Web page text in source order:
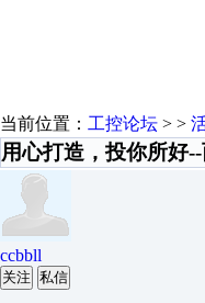
当前位置： 工控论坛 > >
用心打造，投你所好
ccbbll
关注 私信